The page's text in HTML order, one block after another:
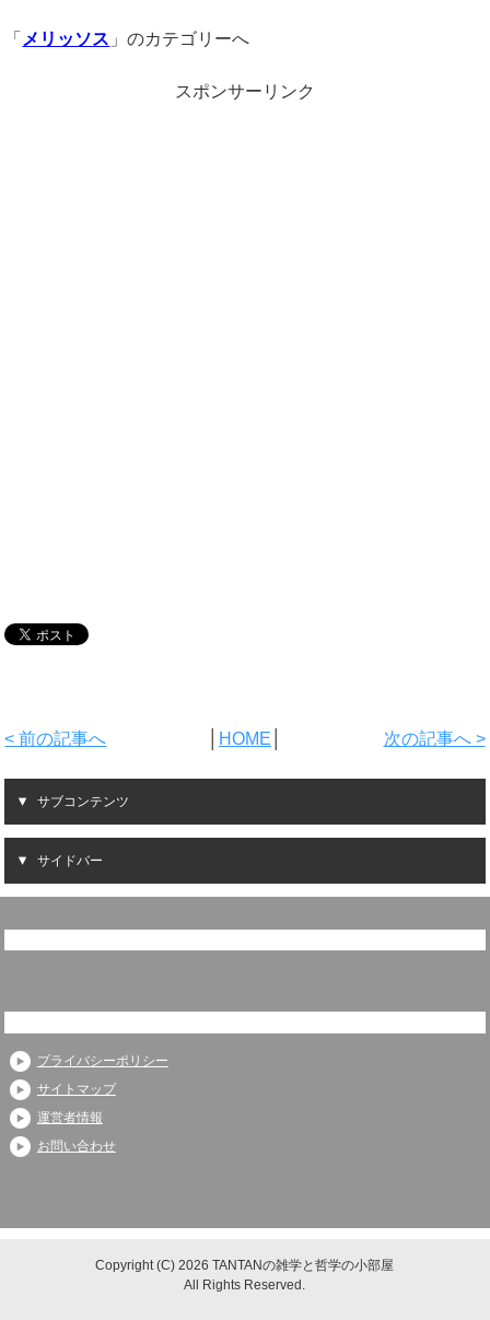
「 メリッソス 」のカテゴリーへ
スポンサーリンク
< 前の記事へ HOME 次の記事へ >
サブコンテンツ
サイドバー
プライバシーポリシー
サイトマップ
運営者情報
お問い合わせ
Copyright (C) 2026 TANTANの雑学と哲学の小部屋
All Rights Reserved.